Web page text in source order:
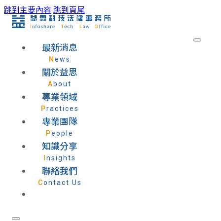
跳到主要內容 跳到頁尾
最新消息
News
關於益思
About
專業領域
Practices
專業團隊
People
知識分享
Insights
聯絡我們
Contact Us